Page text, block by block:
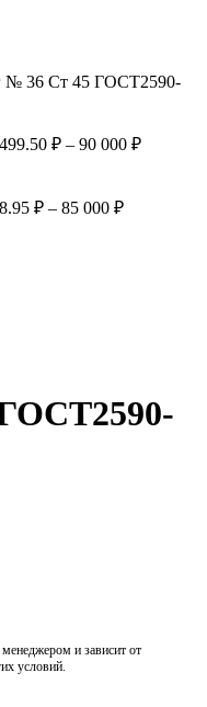
№ 36 Ст 45 ГОСТ2590-
499.50 ₽ – 90 000 ₽
₽ – 85 000 ₽
менеджером и зависит от
условий.